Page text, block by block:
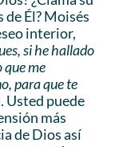
Él? Moisés
interior,
si he hallado
que me
para que te
Usted puede
más
de Dios así